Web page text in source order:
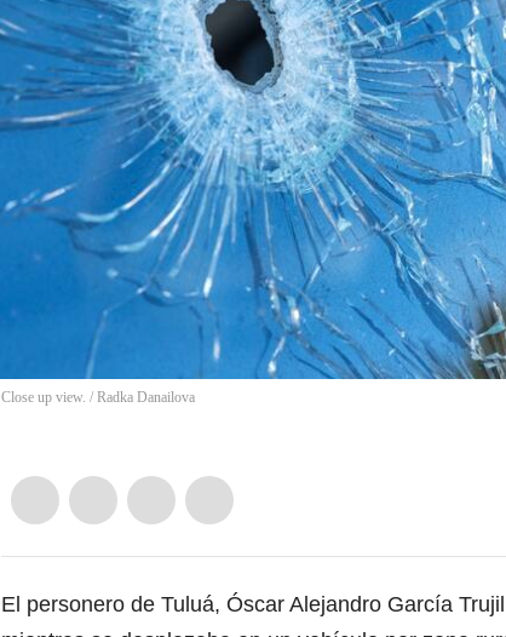
Close up view. / Radka Danailova
El personero de Tuluá, Óscar Alejandro García